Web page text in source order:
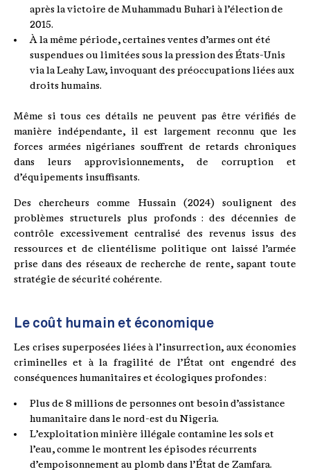
après la victoire de Muhammadu Buhari à l’élection de
2015.
À la même période, certaines ventes d’armes ont été
suspendues ou limitées sous la pression des États-Unis
via la Leahy Law, invoquant des préoccupations liées aux
droits humains.
Même si tous ces détails ne peuvent pas être vérifiés de
manière indépendante, il est largement reconnu que les
forces armées nigérianes souffrent de retards chroniques
dans leurs approvisionnements, de corruption et
d’équipements insuffisants.
Des chercheurs comme Hussain (2024) soulignent des
problèmes structurels plus profonds : des décennies de
contrôle excessivement centralisé des revenus issus des
ressources et de clientélisme politique ont laissé l’armée
prise dans des réseaux de recherche de rente, sapant toute
stratégie de sécurité cohérente.
Le coût humain et économique
Les crises superposées liées à l’insurrection, aux économies
criminelles et à la fragilité de l’État ont engendré des
conséquences humanitaires et écologiques profondes :
Plus de 8 millions de personnes ont besoin d’assistance
humanitaire dans le nord-est du Nigeria.
L’exploitation minière illégale contamine les sols et
l’eau, comme le montrent les épisodes récurrents
d’empoisonnement au plomb dans l’État de Zamfara.